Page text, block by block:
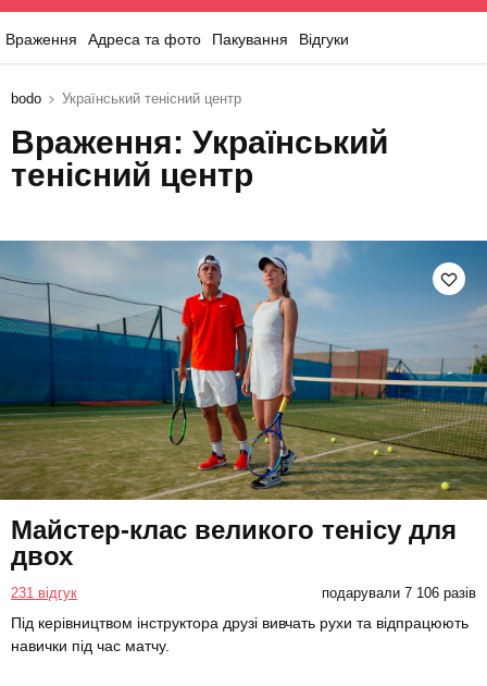
Враження Адреса та фото Пакування Відгуки
bodo Український тенісний центр
Враження: Український
тенісний центр
Майстер-клас великого тенісу для
двох
231 відгук подарували 7 106 разів
Під керівництвом інструктора друзі вивчать рухи та відпрацюють
навички під час матчу.